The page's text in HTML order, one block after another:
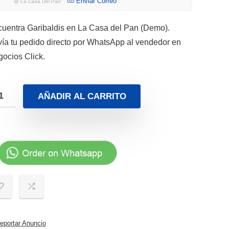
@ La Casa Del Pan
Garibaldis en La Casa del Pan (Demo).
tu pedido directo por WhatsApp al vendedor en
Click.
AÑADIR AL CARRITO
Anuncio